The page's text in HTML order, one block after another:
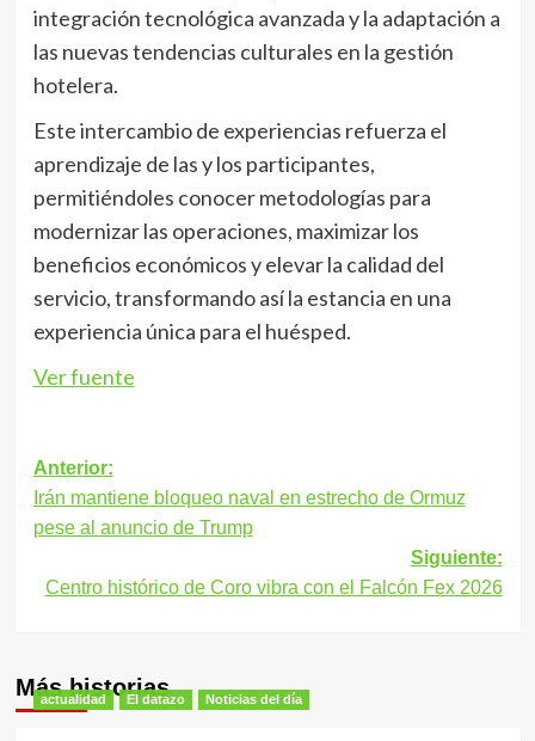
integración tecnológica avanzada y la adaptación a
las nuevas tendencias culturales en la gestión
hotelera.
Este intercambio de experiencias refuerza el
aprendizaje de las y los participantes,
permitiéndoles conocer metodologías para
modernizar las operaciones, maximizar los
beneficios económicos y elevar la calidad del
servicio, transformando así la estancia en una
experiencia única para el huésped.
Ver fuente
Navegación
de
entradas
Anterior:
Irán mantiene bloqueo naval en estrecho de Ormuz
pese al anuncio de Trump
Siguiente:
Centro histórico de Coro vibra con el Falcón Fex 2026
Más historias
actualidad El datazo Noticias del día